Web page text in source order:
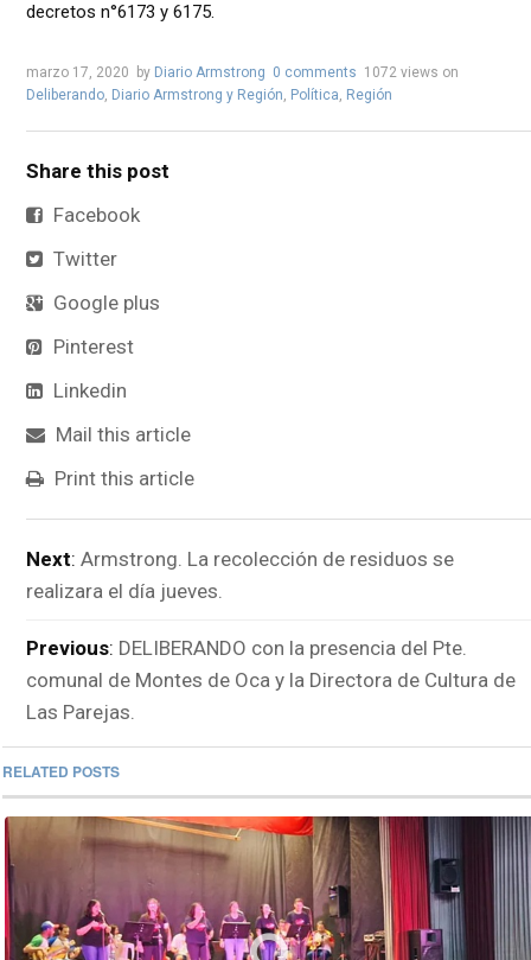
decretos n°6173 y 6175.
marzo 17, 2020 by Diario Armstrong 0 comments 1072 views on
Deliberando, Diario Armstrong y Región, Política, Región
Share this post
Facebook
Twitter
Google plus
Pinterest
Linkedin
Mail this article
Print this article
Next: Armstrong. La recolección de residuos se
realizara el día jueves.
Previous: DELIBERANDO con la presencia del Pte.
comunal de Montes de Oca y la Directora de Cultura de
Las Parejas.
RELATED POSTS